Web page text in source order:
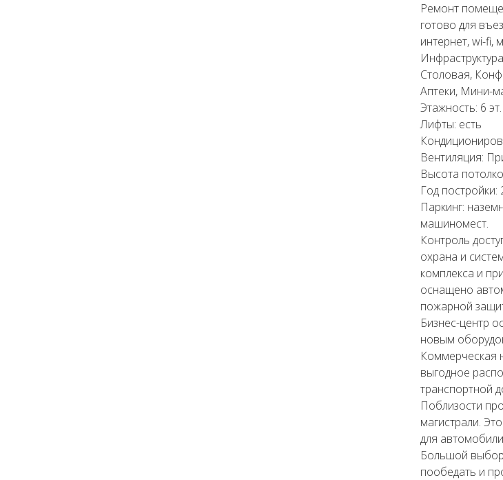
Ремонт
готово для
интернет, wi-fi,
Столовая,
Аптеки, Мини-
Этажность: 6 эт.
Лифты: есть
Вентиляция:
Высота
Год постройки:
Паркинг:
машиномест.
Контроль
охрана и
комплекса и
оснащено
пожарной
Бизнес-центр
новым
Коммерческая
выгодное
транспортной
Поблизости
магистрали.
для
Большой выбор
пообедать и